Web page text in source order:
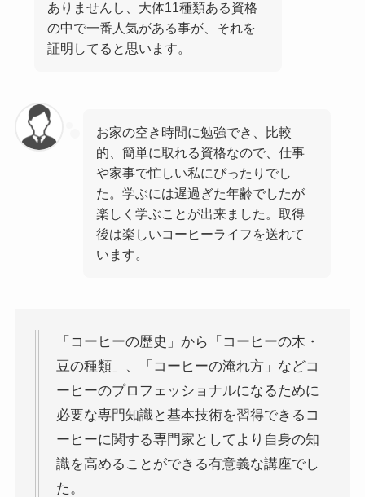
ありませんし、大体11種類ある資格
の中で一番人気がある事が、それを
証明してると思います。
お家の空き時間に勉強でき、比較
的、簡単に取れる資格なので、仕事
や家事で忙しい私にぴったりでし
た。学ぶには遅過ぎた年齢でしたが
楽しく学ぶことが出来ました。取得
後は楽しいコーヒーライフを送れて
います。
「コーヒーの歴史」から「コーヒーの木・
豆の種類」、「コーヒーの淹れ方」などコ
ーヒーのプロフェッショナルになるために
必要な専門知識と基本技術を習得できるコ
ーヒーに関する専門家としてより自身の知
識を高めることができる有意義な講座でし
た。